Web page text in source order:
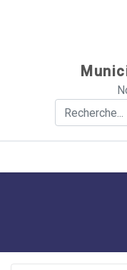
Rechercher